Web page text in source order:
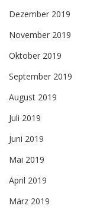
Dezember 2019
November 2019
Oktober 2019
September 2019
August 2019
Juli 2019
Juni 2019
Mai 2019
April 2019
März 2019